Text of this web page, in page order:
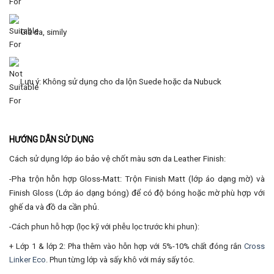
Giả da, simily
Lưu ý: Không sử dụng cho da lộn Suede hoặc da Nubuck
HƯỚNG DẪN SỬ DỤNG
Cách sử dụng lớp áo bảo vệ chốt màu sơn da Leather Finish:
-Pha trộn hỗn hợp Gloss-Matt: Trộn Finish Matt (lớp áo dạng mờ) và
Finish Gloss (Lớp áo dạng bóng) để có độ bóng hoặc mờ phù hợp với
ghế da và đồ da cần phủ.
-Cách phun hỗ hợp (lọc kỹ với phễu lọc trước khi phun):
+ Lớp 1 & lớp 2: Pha thêm vào hỗn hợp với 5%-10% chất đóng rắn Cross
Linker Eco. Phun từng lớp và sấy khô với máy sấy tóc.